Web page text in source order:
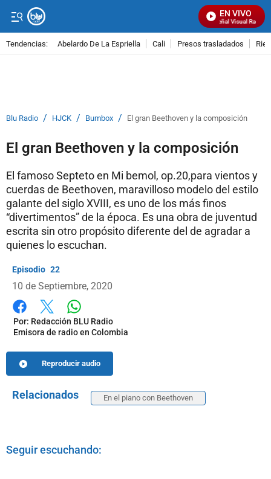
EN VIVO
Señal Visual Radio
Tendencias: Abelardo De La Espriella Cali Presos trasladados
Blu Radio / HJCK / Bumbox / El gran Beethoven y la composición
El gran Beethoven y la composición
El famoso Septeto en Mi bemol, op.20,para vientos y
cuerdas de Beethoven, maravilloso modelo del estilo
galante del siglo XVIII, es uno de los más finos
“divertimentos” de la época. Es una obra de juventud
escrita sin otro propósito diferente del de agradar a
quienes lo escuchan.
22
10 de Septiembre, 2020
Facebook
X Whatsapp
Por: Redacción BLU Radio
Emisora de radio en Colombia
Reproducir audio
Relacionados En el piano con Beethoven
Seguir escuchando: